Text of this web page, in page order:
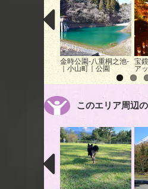
金時公園-八重桐之池-
｜小山町｜公園
宝
ア
このエリア周辺